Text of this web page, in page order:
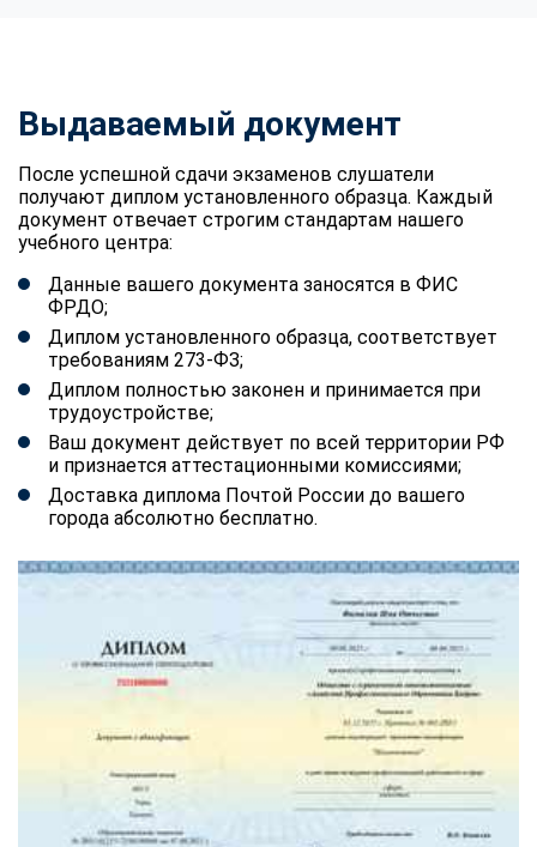
Выдаваемый документ
После успешной сдачи экзаменов слушатели
получают диплом установленного образца. Каждый
документ отвечает строгим стандартам нашего
учебного центра:
Данные вашего документа заносятся в ФИС
ФРДО;
Диплом установленного образца, соответствует
требованиям 273-ФЗ;
Диплом полностью законен и принимается при
трудоустройстве;
Ваш документ действует по всей территории РФ
и признается аттестационными комиссиями;
Доставка диплома Почтой России до вашего
города абсолютно бесплатно.